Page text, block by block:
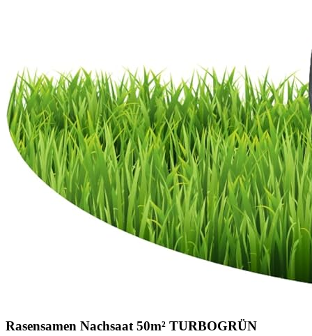
Rasensamen Nachsaat 50m² TURBOGRÜN